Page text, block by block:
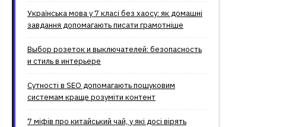
Українська мова у 7 класі без хаосу: як домашні
завдання допомагають писати грамотніше
Выбор розеток и выключателей: безопасность
и стиль в интерьере
Сутності в SEO допомагають пошуковим
системам краще розуміти контент
7 міфів про китайський чай, у які досі вірять